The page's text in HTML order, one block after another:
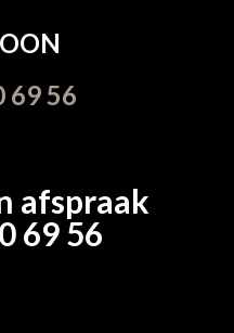
69 56
afspraak
69 56